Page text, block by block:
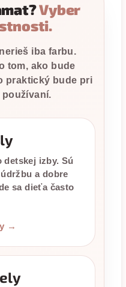
Vyber
iba farbu.
tom, ako bude
praktický bude pri
používaní.
detskej izby. Sú
a dobre
sa dieťa často
→